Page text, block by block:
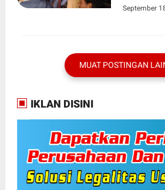
September
MUAT POSTINGAN
IKLAN DISINI